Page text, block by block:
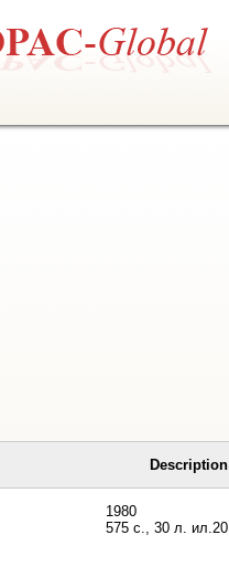
Description
1980
575 с., 30 л. ил.20